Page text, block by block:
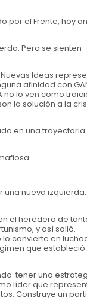
por el Frente, hoy
Pero se sienten
Ideas
afinidad con
lo ven como
la solución a la
en una trayectoria
una nueva izquierda:
el heredero de
y así salió.
convierte en
que estableció
tener una
líder que
Construye un